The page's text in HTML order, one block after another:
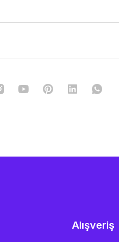
Alışveriş